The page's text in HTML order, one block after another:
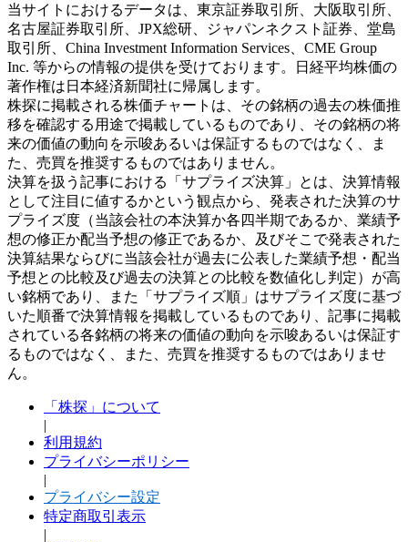
当サイトにおけるデータは、東京証券取引所、大阪取引所、
名古屋証券取引所、JPX総研、ジャパンネクスト証券、堂島
取引所、China Investment Information Services、CME Group
Inc. 等からの情報の提供を受けております。日経平均株価の
著作権は日本経済新聞社に帰属します。
株探に掲載される株価チャートは、その銘柄の過去の株価推
移を確認する用途で掲載しているものであり、その銘柄の将
来の価値の動向を示唆あるいは保証するものではなく、ま
た、売買を推奨するものではありません。
決算を扱う記事における「サプライズ決算」とは、決算情報
として注目に値するかという観点から、発表された決算のサ
プライズ度（当該会社の本決算か各四半期であるか、業績予
想の修正か配当予想の修正であるか、及びそこで発表された
決算結果ならびに当該会社が過去に公表した業績予想・配当
予想との比較及び過去の決算との比較を数値化し判定）が高
い銘柄であり、また「サプライズ順」はサプライズ度に基づ
いた順番で決算情報を掲載しているものであり、記事に掲載
されている各銘柄の将来の価値の動向を示唆あるいは保証す
るものではなく、また、売買を推奨するものではありませ
ん。
「株探」について
|
利用規約
プライバシーポリシー
|
プライバシー設定
特定商取引表示
|